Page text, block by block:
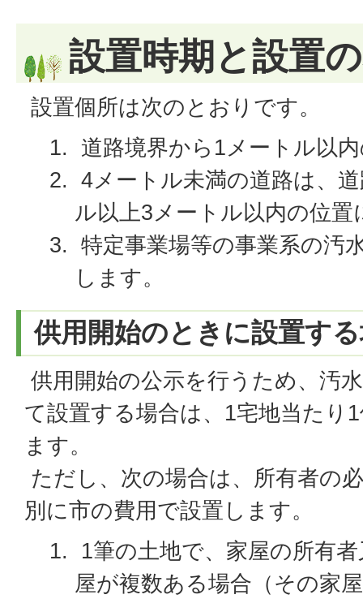
設置時期と設置
設置個所は次のとおりです。
道路境界から1メートル以
4メートル未満の道路は、
ル以上3メートル以内の位
特定事業場等の事業系の汚
します。
供用開始のときに設置す
供用開始の公示を行うため、汚
て設置する場合は、1宅地当たり
ます。
ただし、次の場合は、所有者の
別に市の費用で設置します。
1筆の土地で、家屋の所有
屋が複数ある場合（その家